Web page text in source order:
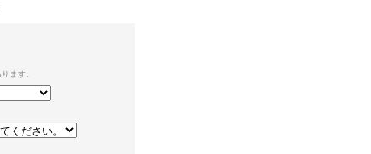
ます。